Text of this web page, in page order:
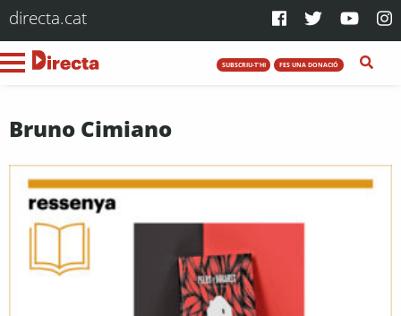
directa.cat
SUBSCRIU-T'HI FES UNA DONACIÓ
Bruno Cimiano